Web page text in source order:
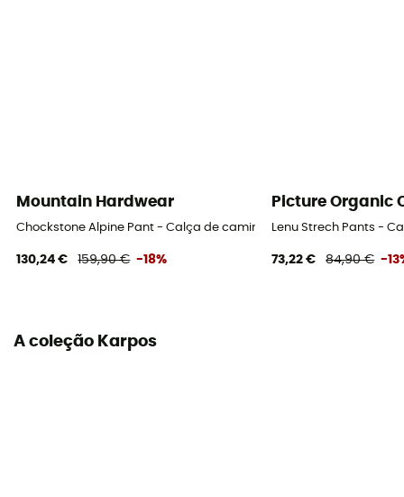
Mountain Hardwear
Chockstone Alpine Pant - Calça de caminhada homem
130,24 € 159,90 € -18%
Picture Organic
Lenu Strech Pants -
73,22 € 84,90 € -
A coleção Karpos